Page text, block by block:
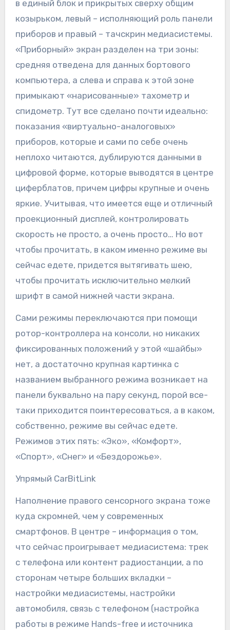
в единый блок и прикрытых сверху общим
козырьком, левый – исполняющий роль панели
приборов и правый – тачскрин медиасистемы.
«Приборный» экран разделен на три зоны:
средняя отведена для данных бортового
компьютера, а слева и справа к этой зоне
примыкают «нарисованные» тахометр и
спидометр. Тут все сделано почти идеально:
показания «виртуально-аналоговых»
приборов, которые и сами по себе очень
неплохо читаются, дублируются данными в
цифровой форме, которые выводятся в центре
циферблатов, причем цифры крупные и очень
яркие. Учитывая, что имеется еще и отличный
проекционный дисплей, контролировать
скорость не просто, а очень просто… Но вот
чтобы прочитать, в каком именно режиме вы
сейчас едете, придется вытягивать шею,
чтобы прочитать исключительно мелкий
шрифт в самой нижней части экрана.
Сами режимы переключаются при помощи
ротор-контроллера на консоли, но никаких
фиксированных положений у этой «шайбы»
нет, а достаточно крупная картинка с
названием выбранного режима возникает на
панели буквально на пару секунд, порой все-
таки приходится поинтересоваться, а в каком,
собственно, режиме вы сейчас едете.
Режимов этих пять: «Эко», «Комфорт»,
«Спорт», «Снег» и «Бездорожье».
Упрямый CarBitLink
Наполнение правого сенсорного экрана тоже
куда скромней, чем у современных
смартфонов. В центре – информация о том,
что сейчас проигрывает медиасистема: трек
с телефона или контент радиостанции, а по
сторонам четыре больших вкладки –
настройки медиасистемы, настройки
автомобиля, связь с телефоном (настройка
работы в режиме Hands-free и источника